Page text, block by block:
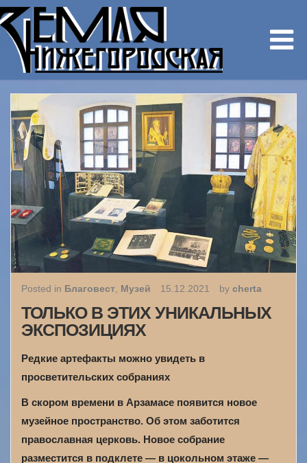
Posted in Благовест Музей 15.12.2021 by cherta
ТОЛЬКО В ЭТИХ УНИКАЛЬНЫХ
ЭКСПОЗИЦИЯХ
Редкие артефакты можно увидеть в
просветительских собраниях
В скором времени в Арзамасе появится новое
музейное пространство. Об этом заботится
православная церковь. Новое собрание
разместится в подклете — в цокольном этаже —